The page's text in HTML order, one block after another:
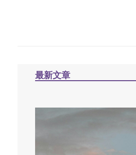
最新文章